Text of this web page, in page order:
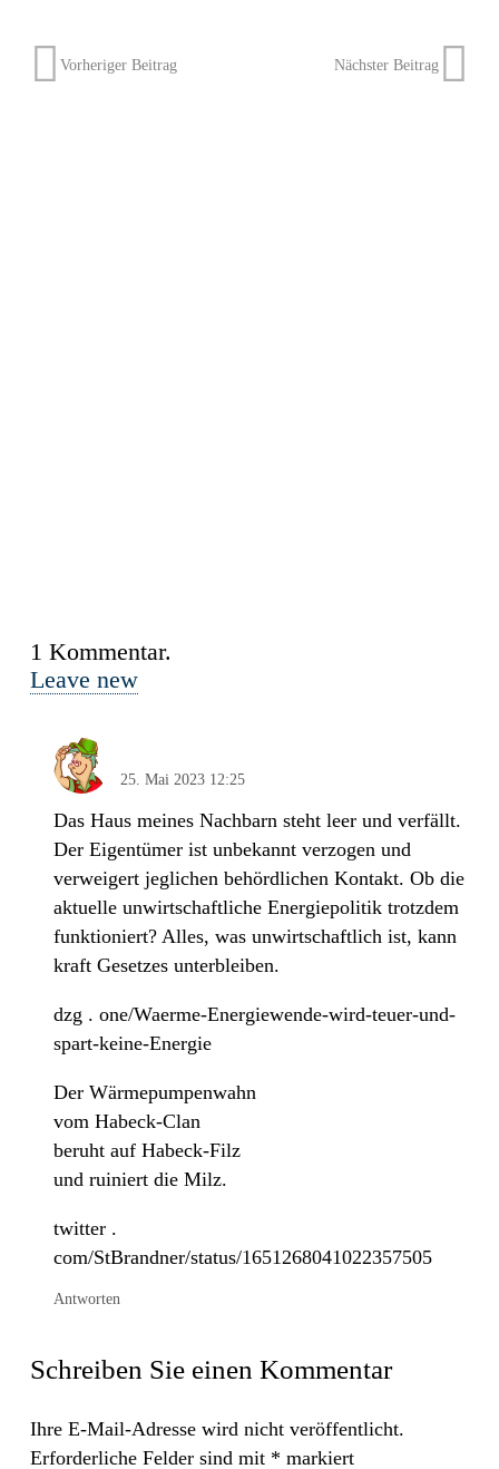
Vorheriger Beitrag Nächster Beitrag
1 Kommentar.
Leave new
25. Mai 2023 12:25
Das Haus meines Nachbarn steht leer und verfällt.
Der Eigentümer ist unbekannt verzogen und
verweigert jeglichen behördlichen Kontakt. Ob die
aktuelle unwirtschaftliche Energiepolitik trotzdem
funktioniert? Alles, was unwirtschaftlich ist, kann
kraft Gesetzes unterbleiben.
dzg . one/Waerme-Energiewende-wird-teuer-und-
spart-keine-Energie
Der Wärmepumpenwahn
vom Habeck-Clan
beruht auf Habeck-Filz
und ruiniert die Milz.
twitter .
com/StBrandner/status/1651268041022357505
Antworten
Schreiben Sie einen Kommentar
Ihre E-Mail-Adresse wird nicht veröffentlicht.
Erforderliche Felder sind mit * markiert